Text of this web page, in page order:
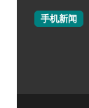
手机新闻